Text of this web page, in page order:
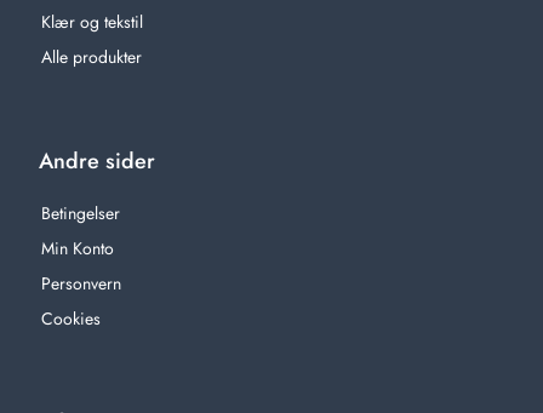
Klær og tekstil
Alle produkter
Andre sider
Betingelser
Min Konto
Personvern
Cookies